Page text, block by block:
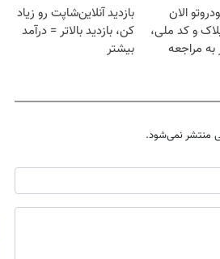
الان
و کد ملی،
به مراجعه
بازدید آنلاین‌شاپت رو زیاد
کن، بازدید بالاتر = درآمد
بیشتر
منتشر نمی‌شود.